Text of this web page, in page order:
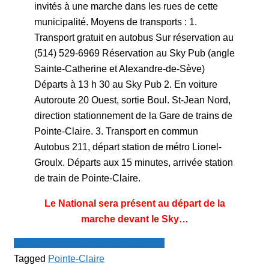
invités à une marche dans les rues de cette
municipalité. Moyens de transports : 1.
Transport gratuit en autobus Sur réservation au
(514) 529-6969 Réservation au Sky Pub (angle
Sainte-Catherine et Alexandre-de-Sève)
Départs à 13 h 30 au Sky Pub 2. En voiture
Autoroute 20 Ouest, sortie Boul. St-Jean Nord,
direction stationnement de la Gare de trains de
Pointe-Claire. 3. Transport en commun
Autobus 211, départ station de métro Lionel-
Groulx. Départs aux 15 minutes, arrivée station
de train de Pointe-Claire.
Le National sera présent au départ de la
marche devant le Sky…
Tagged Pointe-Claire